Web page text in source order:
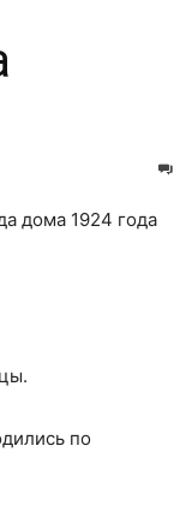
дома 1924 года
по